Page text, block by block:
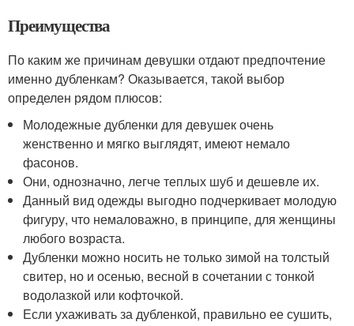
Преимущества
По каким же причинам девушки отдают предпочтение
именно дубленкам? Оказывается, такой выбор
определен рядом плюсов:
Молодежные дубленки для девушек очень
женственно и мягко выглядят, имеют немало
фасонов.
Они, однозначно, легче теплых шуб и дешевле их.
Данный вид одежды выгодно подчеркивает молодую
фигуру, что немаловажно, в принципе, для женщины
любого возраста.
Дубленки можно носить не только зимой на толстый
свитер, но и осенью, весной в сочетании с тонкой
водолазкой или кофточкой.
Если ухаживать за дубленкой, правильно ее сушить,